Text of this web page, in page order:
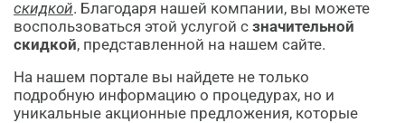
скидкой. Благодаря нашей компании, вы можете
воспользоваться этой услугой с значительной
скидкой, представленной на нашем сайте.
На нашем портале вы найдете не только
подробную информацию о процедурах, но и
уникальные акционные предложения, которые